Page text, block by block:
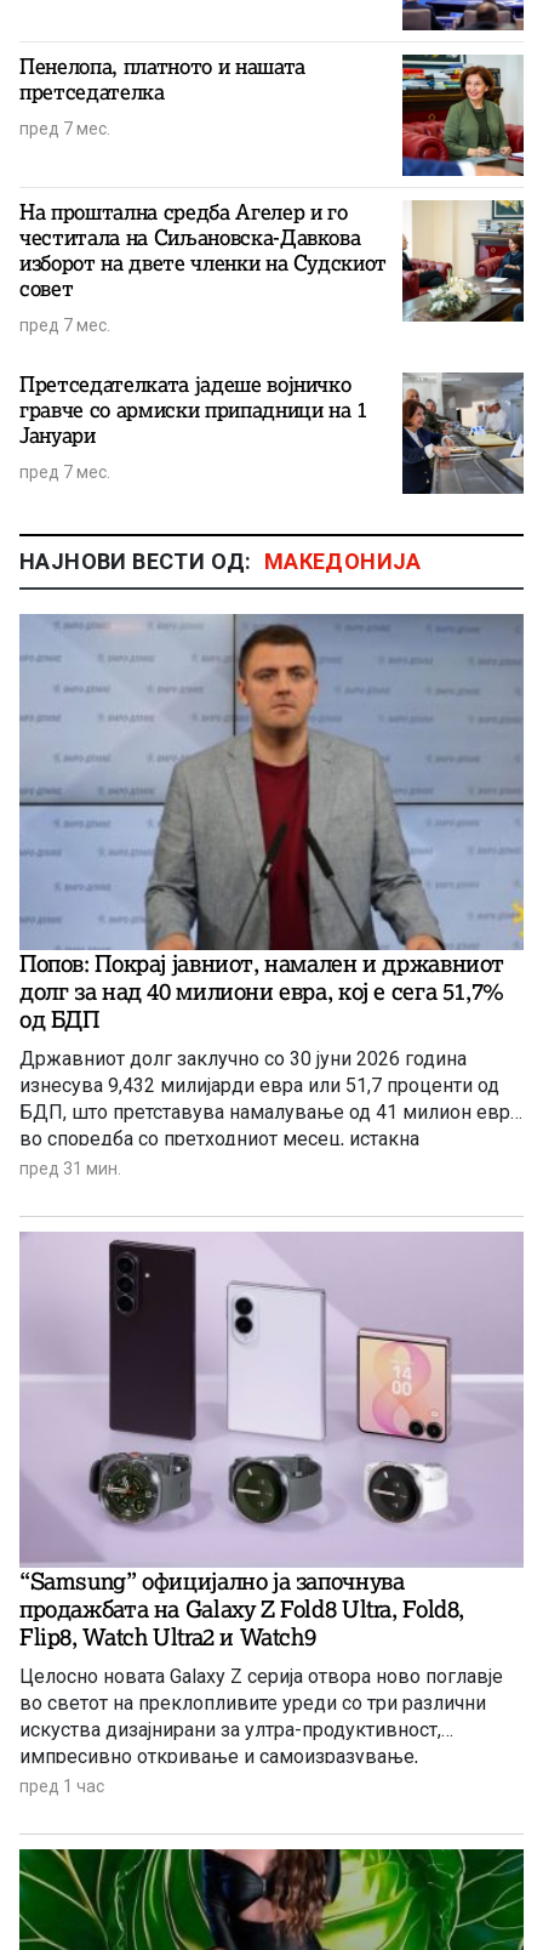
Пенелопа, платното и нашата
претседателка
пред 7 мес.
На проштална средба Агелер и го
честитала на Сиљановска-Давкова
изборот на двете членки на Судскиот
совет
пред 7 мес.
Претседателката јадеше војничко
гравче со армиски припадници на 1
Јануари
пред 7 мес.
НАЈНОВИ ВЕСТИ ОД: МАКЕДОНИЈА
Попов: Покрај јавниот, намален и државниот
долг за над 40 милиони евра, кој e сега 51,7%
од БДП
Државниот долг заклучно со 30 јуни 2026 година
изнесува 9,432 милијарди евра или 51,7 проценти од
БДП, што претставува намалување од 41 милион евра
во споредба со претходниот месец, истакна
пратеникот на ВМРО-ДПМНЕ Сергеј Попов на
пред 31 мин.
“Samsung” официјално ја започнува
продажбата на Galaxy Z Fold8 Ultra, Fold8,
Flip8, Watch Ultra2 и Watch9
Целосно новата Galaxy Z серија отвора ново поглавје
во светот на преклопливите уреди со три различни
искуства дизајнирани за ултра-продуктивност,
импресивно откривање и самоизразување,
надополнета со новите Galaxy Watch уреди создадени
пред 1 час